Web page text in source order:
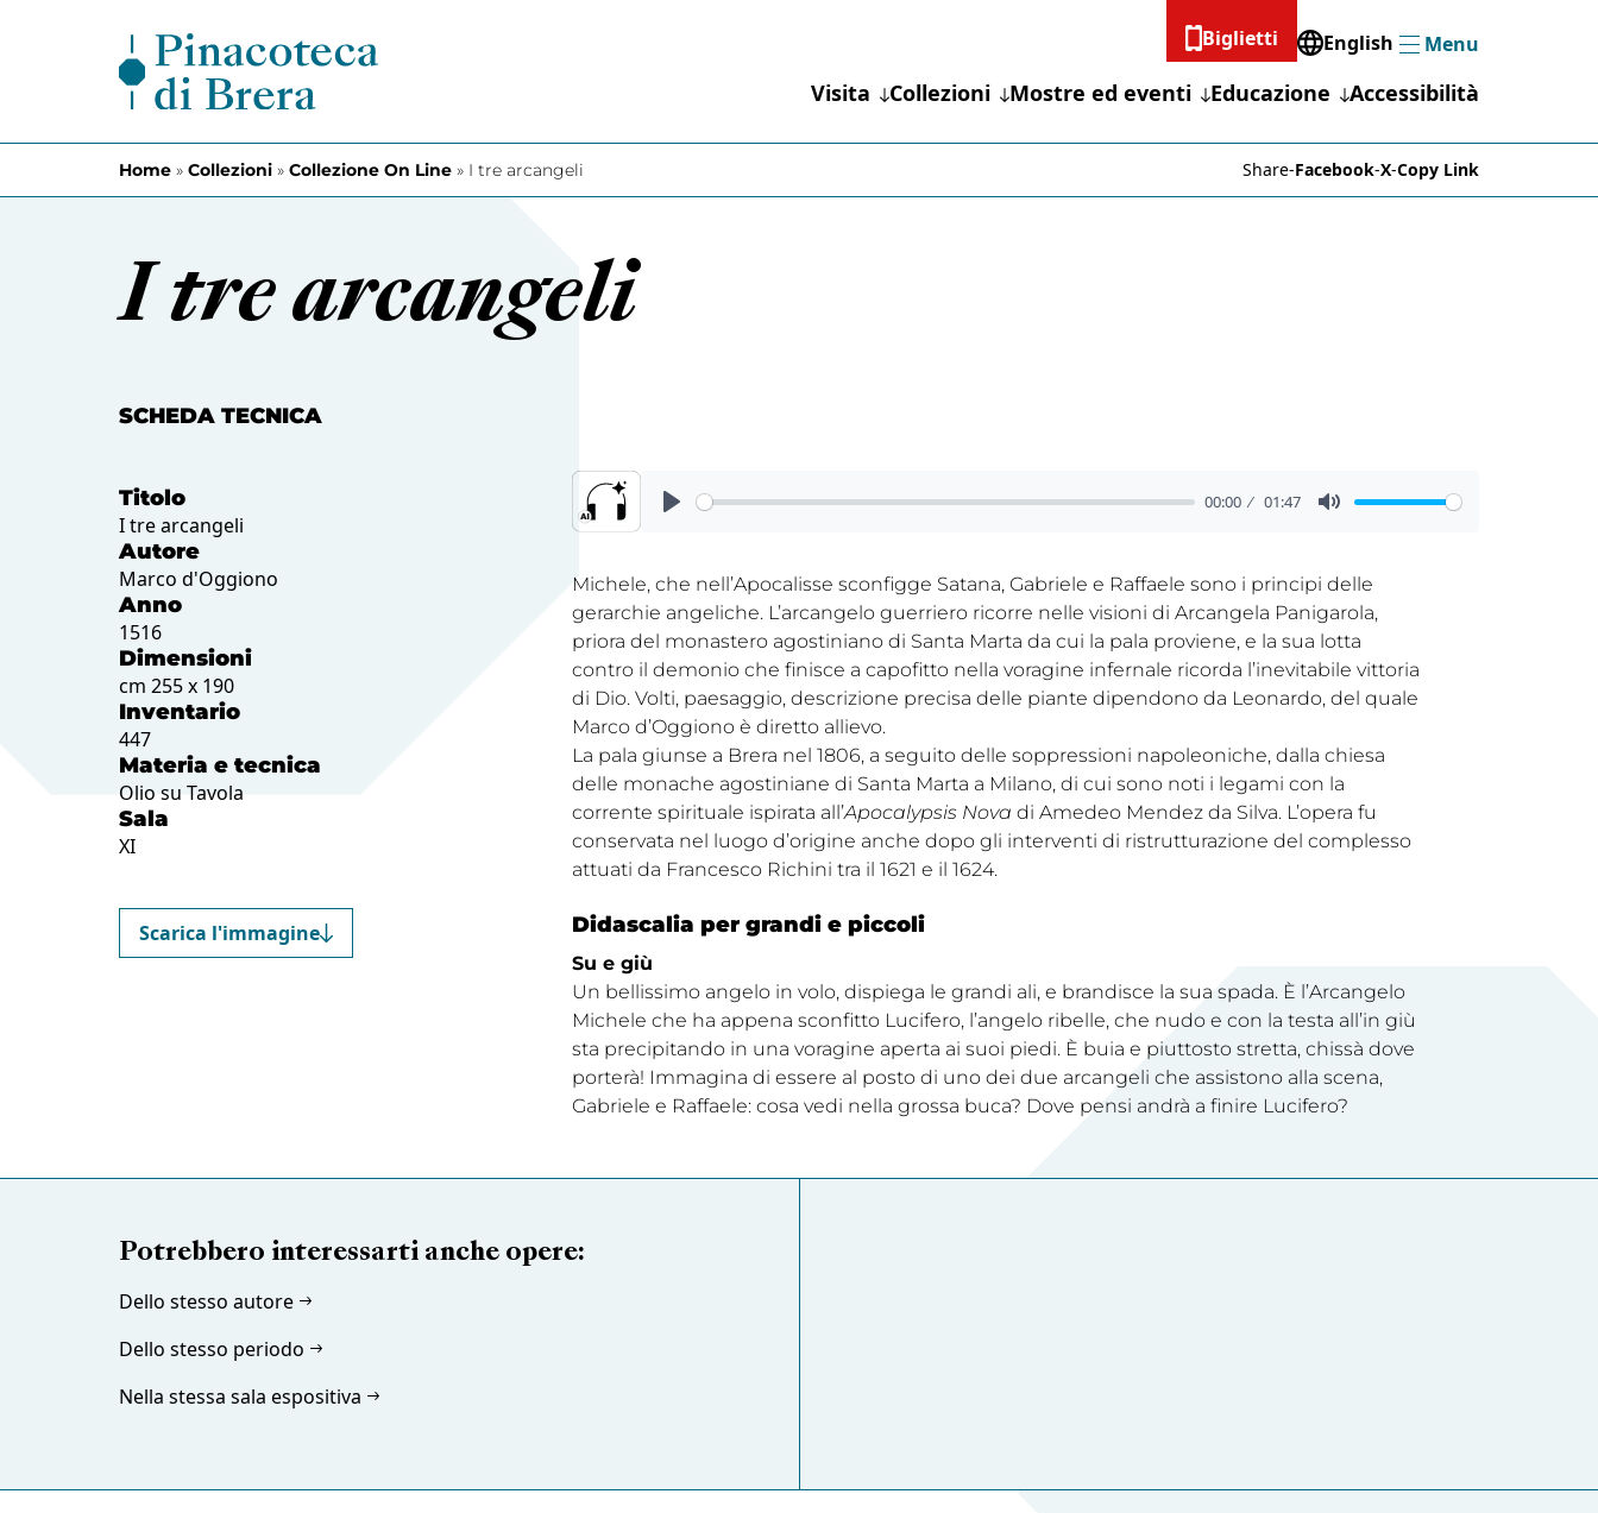
Biglietti
English
MenuMenu
Visita Collezioni Mostre ed eventi Educazione Accessibilità
Home » Collezioni » Collezione On Line » I tre arcangeli Share-Facebook-X-Copy Link
I tre arcangeli
SCHEDA TECNICA
Titolo
I tre arcangeli
Autore
Marco d'Oggiono
Anno
1516
Dimensioni
cm 255 x 190
Inventario
447
Materia e tecnica
Olio su Tavola
Sala
XI
Scarica l'immagine
00:00 01:47
Michele, che nell’Apocalisse sconfigge Satana, Gabriele e Raffaele sono i principi delle
gerarchie angeliche. L’arcangelo guerriero ricorre nelle visioni di Arcangela Panigarola,
priora del monastero agostiniano di Santa Marta da cui la pala proviene, e la sua lotta
contro il demonio che finisce a capofitto nella voragine infernale ricorda l’inevitabile vittoria
di Dio. Volti, paesaggio, descrizione precisa delle piante dipendono da Leonardo, del quale
Marco d’Oggiono è diretto allievo.
La pala giunse a Brera nel 1806, a seguito delle soppressioni napoleoniche, dalla chiesa
delle monache agostiniane di Santa Marta a Milano, di cui sono noti i legami con la
corrente spirituale ispirata all’Apocalypsis Nova di Amedeo Mendez da Silva. L’opera fu
conservata nel luogo d’origine anche dopo gli interventi di ristrutturazione del complesso
attuati da Francesco Richini tra il 1621 e il 1624.
Didascalia per grandi e piccoli
Su e giù
Un bellissimo angelo in volo, dispiega le grandi ali, e brandisce la sua spada. È l’Arcangelo
Michele che ha appena sconfitto Lucifero, l’angelo ribelle, che nudo e con la testa all’in giù
sta precipitando in una voragine aperta ai suoi piedi. È buia e piuttosto stretta, chissà dove
porterà! Immagina di essere al posto di uno dei due arcangeli che assistono alla scena,
Gabriele e Raffaele: cosa vedi nella grossa buca? Dove pensi andrà a finire Lucifero?
Potrebbero interessarti anche opere:
Dello stesso autore
Dello stesso periodo
Nella stessa sala espositiva